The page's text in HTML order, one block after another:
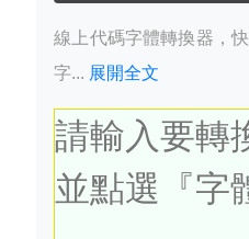
線上代碼字體轉換器，
字... 展開全文